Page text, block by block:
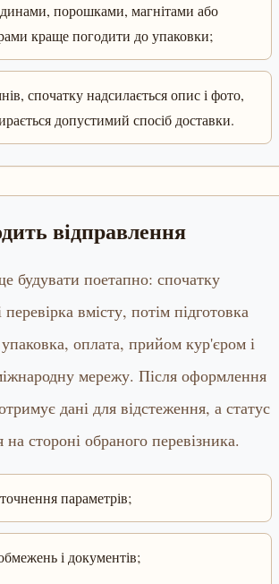
порошками, магнітами або
краще погодити до упаковки;
спочатку надсилається опис і фото,
допустимий спосіб доставки.
відправлення
будувати поетапно: спочатку
перевірка вмісту, потім підготовка
оплата, прийом кур'єром і
мережу. Після оформлення
дані для відстеження, а статус
стороні обраного перевізника.
параметрів;
і документів;